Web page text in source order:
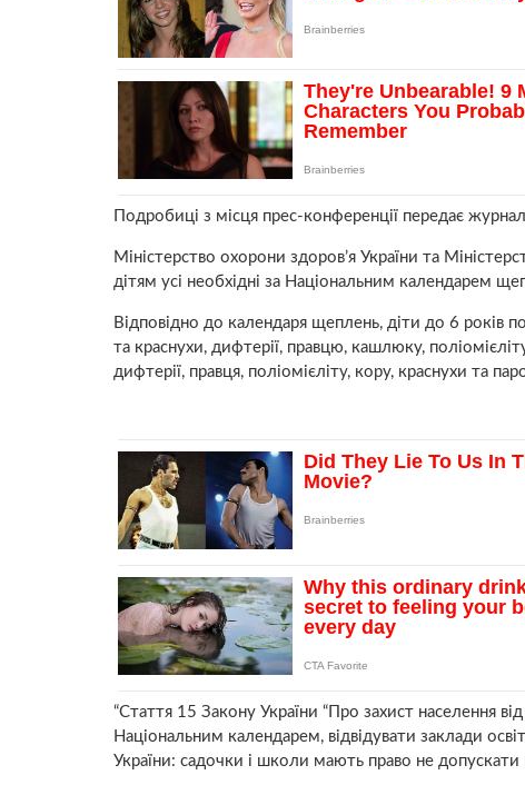
Подробиці з місця прес-конференції передає
Міністерство охорони здоров’я України та
дітям усі необхідні за Національним календарем
Відповідно до календаря щеплень, діти до 6 років
та краснухи, дифтерії, правцю, кашлюку,
дифтерії, правця, поліомієліту, кору, краснухи та
“Стаття 15 Закону України “Про захист населення
Національним календарем, відвідувати заклади
України: садочки і школи мають право не допускати